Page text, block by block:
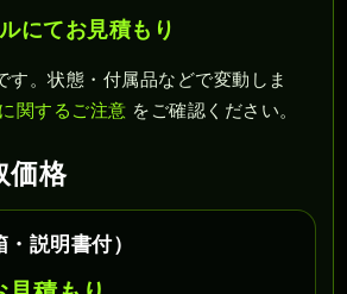
にてお見積もり
す。状態・付属品などで変動しま
関するご注意 をご確認ください。
価格
説明書付）